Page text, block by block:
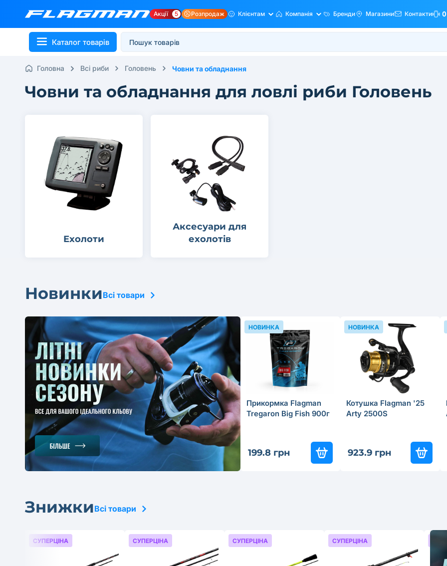
Акції 5 Розпродаж Клієнтам Компанія Бренди Магазини Контакти
Каталог товарів
Головна Всі риби Головень Човни та обладнання
Човни та обладнання для ловлі риби Головень
Ехолоти
Аксесуари для
ехолотів
НовинкиВсі товари
Прикормка Flagman
Tregaron Big Fish 900г
199.8 грн
НОВИНКА
Котушка Flagman '25
Arty 2500S
923.9 грн
НОВИНКА
ЗнижкиВсі товари
СУПЕРЦІНА
СУПЕРЦІНА
СУПЕРЦІНА
СУПЕРЦІНА